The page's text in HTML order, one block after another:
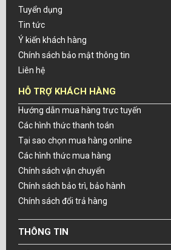
Tuyển dụng
Tin tức
Ý kiến khách hàng
Chính sách bảo mật thông tin
Liên hệ
HỖ TRỢ KHÁCH HÀNG
Hướng dẫn mua hàng trực tuyến
Các hình thức thanh toán
Tại sao chọn mua hàng online
Các hình thức mua hàng
Chính sách vận chuyển
Chính sách bảo trì, bảo hành
Chính sách đổi trả hàng
THÔNG TIN